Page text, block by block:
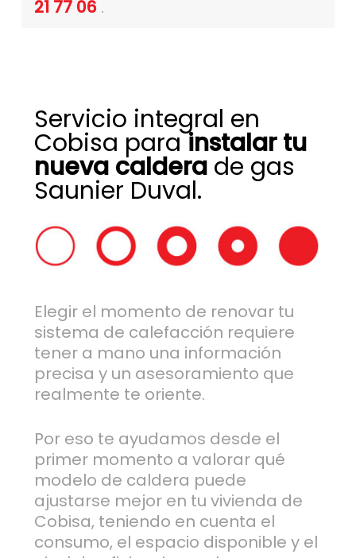
21 77 06 .
Servicio integral en
Cobisa parainstalar tu
nueva calderade gas
Saunier Duval.
Elegir el momento de renovar tu
sistema de calefacción requiere
tener a mano una información
precisa y un asesoramiento que
realmente te oriente.
Por eso te ayudamos desde el
primer momento a valorar qué
modelo de caldera puede
ajustarse mejor en tu vivienda de
Cobisa, teniendo en cuenta el
consumo, el espacio disponible y el